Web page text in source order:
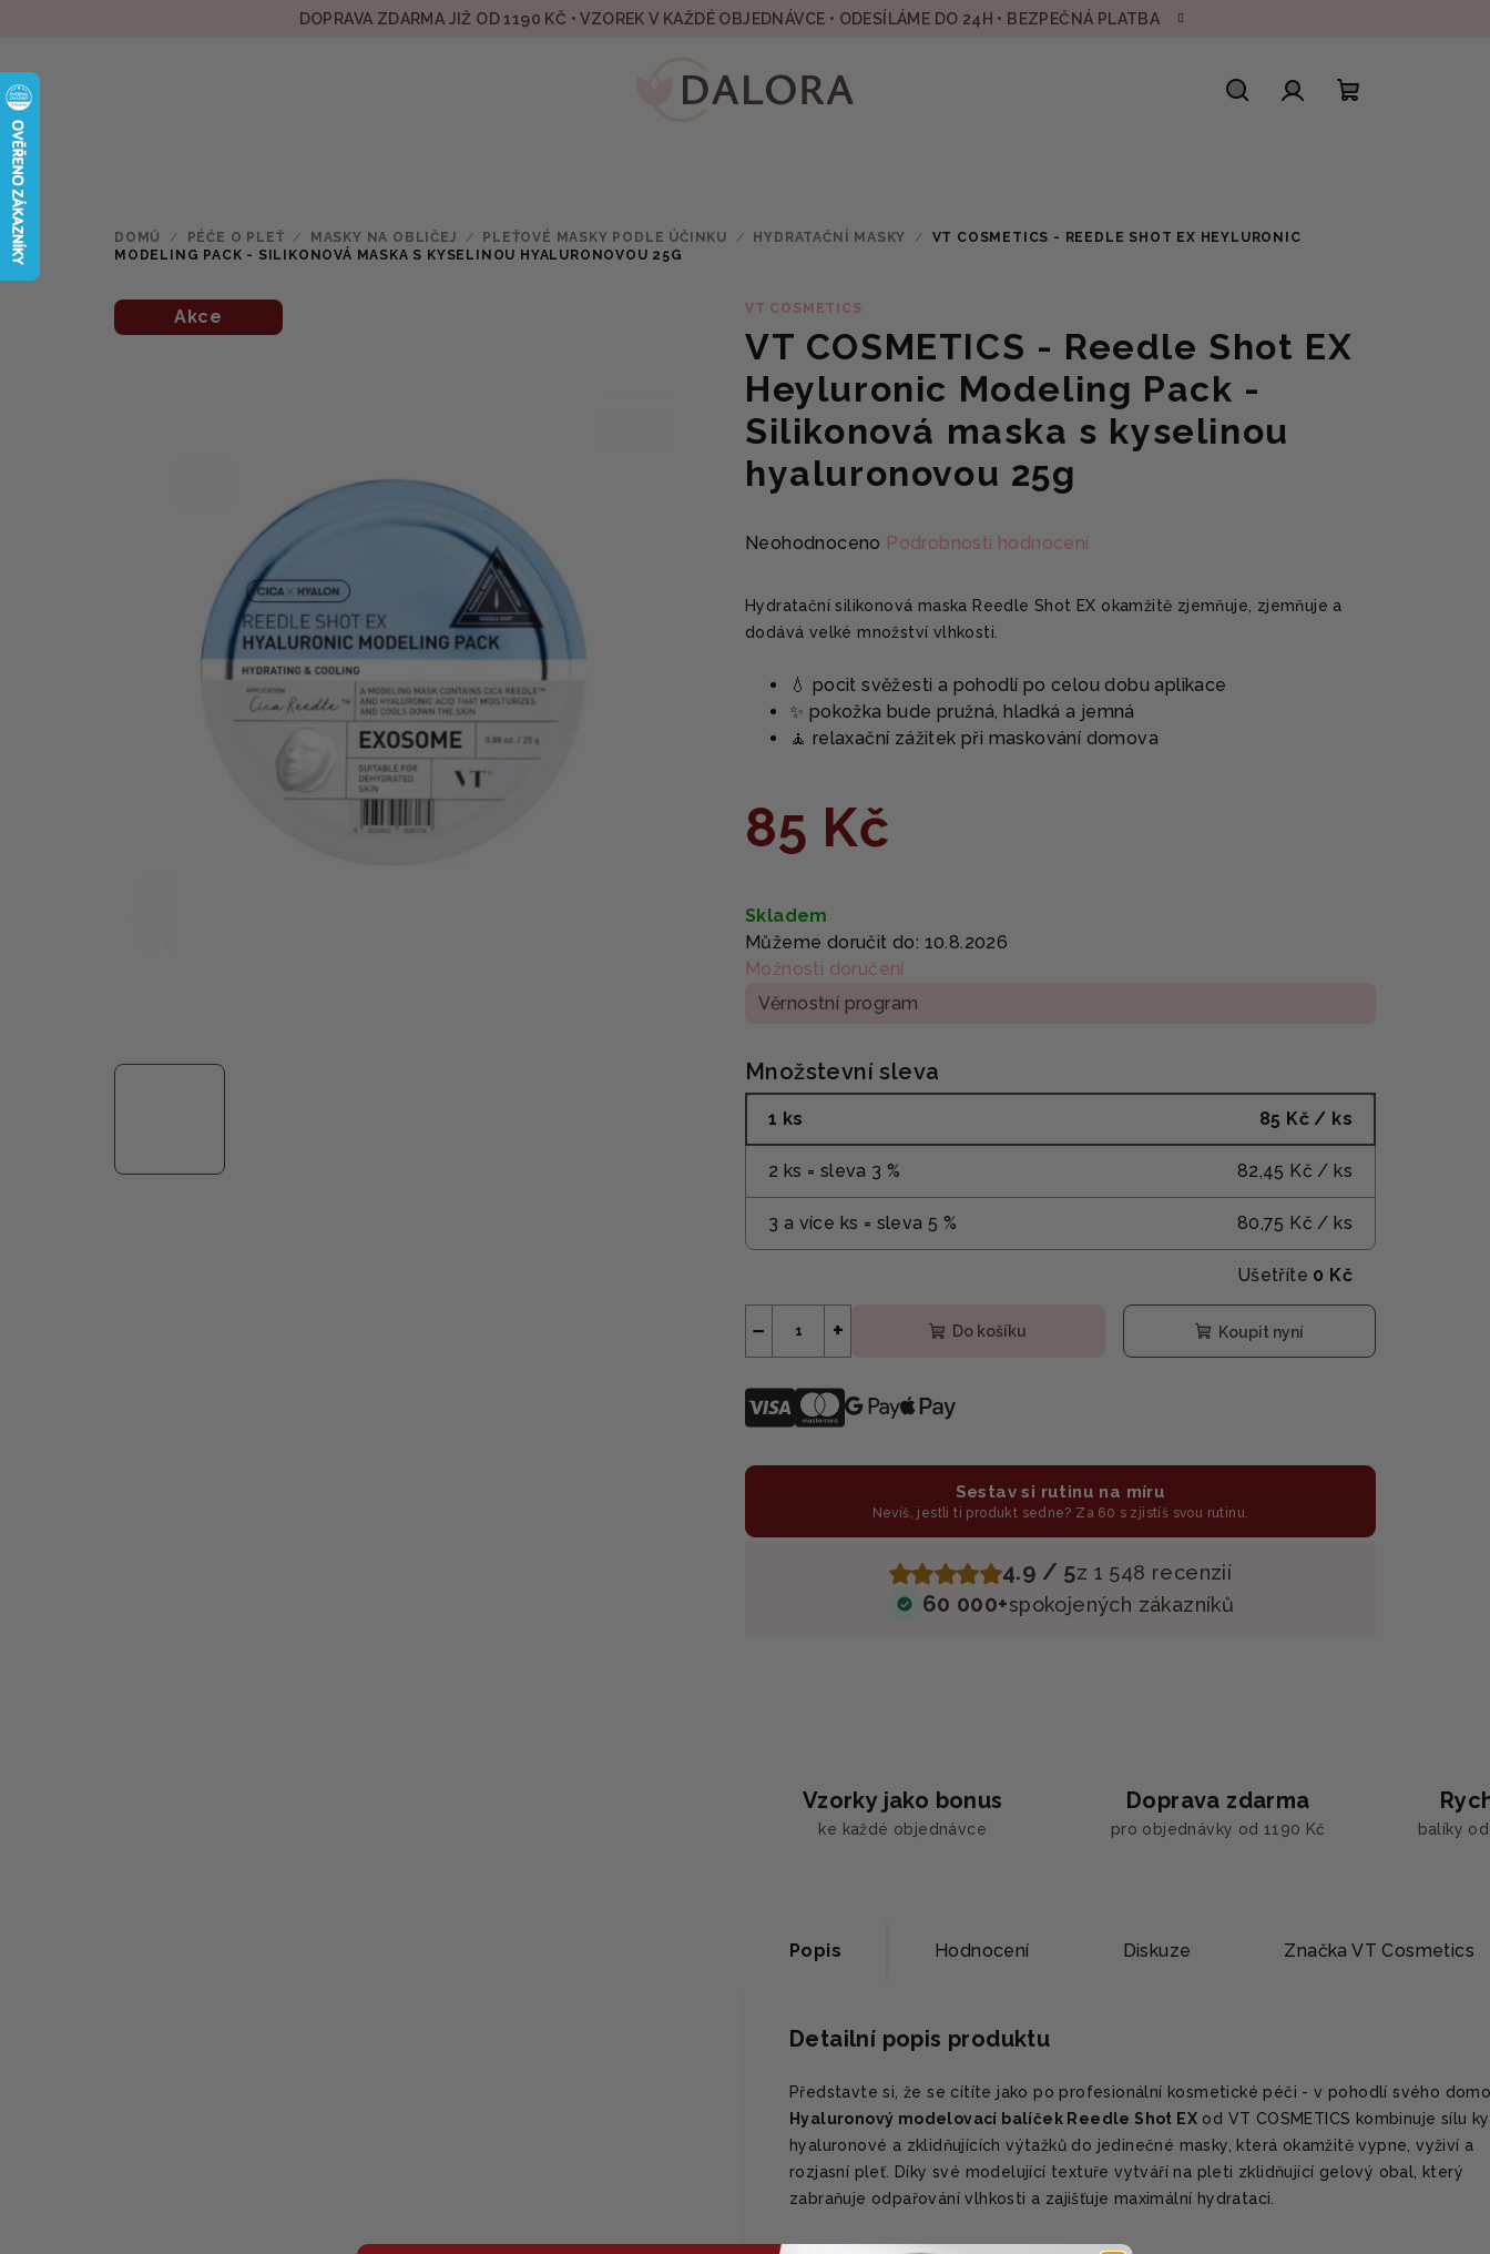
DOPRAVA ZDARMA JIŽ OD 1190 KČ • VZOREK V KAŽDÉ OBJEDNÁVCE • ODESÍLÁME DO 24H • BEZPEČNÁ PLATBA
DOMŮ / PÉČE O PLEŤ / MASKY NA OBLIČEJ / PLEŤOVÉ MASKY PODLE ÚČINKU / HYDRATAČNÍ MASKY /
VT COSMETICS - REEDLE SHOT EX HEYLURONIC
MODELING PACK - SILIKONOVÁ MASKA S KYSELINOU HYALURONOVOU 25G
VT COSMETICS
VT COSMETICS - Reedle Shot EX
Heyluronic Modeling Pack -
Silikonová maska s kyselinou
hyaluronovou 25g
Průměrné
produktu
je
hvězdiček.
Neohodnoceno Podrobnosti hodnocení
Hydratační silikonová maska Reedle Shot EX okamžitě zjemňuje, zjemňuje a
dodává velké množství vlhkosti.
💧 pocit svěžesti a pohodlí po celou dobu aplikace
✨ pokožka bude pružná, hladká a jemná
🧘 relaxační zážitek při maskování domova
85 Kč
cena:
Skladem
Můžeme doručit do: 10.8.2026
Možnosti doručení
Věrnostní program
Množstevní sleva
1 ks 85 Kč / ks
2 ks = sleva 3 % 82,45 Kč / ks
3 a více ks = sleva 5 % 80,75 Kč / ks
Ušetříte 0 Kč
+
− Do košíku Koupit nyní
Sestav si rutinu na míru
Nevíš, jestli ti produkt sedne? Za 60 s zjistíš svou rutinu.
4.9 / 5z 1 548 recenzií
60 000+spokojených zákazníků
Akce
Vzorky jako bonus
ke každé objednávce
Doprava zdarma
pro objednávky od 1190 Kč balíky
Popis Hodnocení Diskuze Značka VT Cosmetics
Detailní popis produktu
Představte si, že se cítíte jako po profesionální kosmetické péči - v pohodlí svého
Hyaluronový modelovací balíček Reedle Shot EX od VT COSMETICS kombinuje sílu
hyaluronové a zklidňujících výtažků do jedinečné masky, která okamžitě vypne, vyživí a
rozjasní pleť. Díky své modelující textuře vytváří na pleti zklidňující gelový obal, který
zabraňuje odpařování vlhkosti a zajišťuje maximální hydrataci.